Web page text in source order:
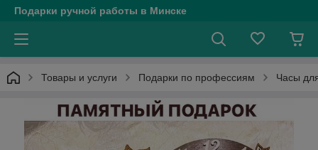
Подарки ручной работы в Минске
Товары и услуги Подарки по профессиям Часы